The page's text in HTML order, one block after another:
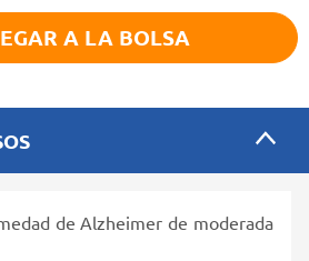
A LA BOLSA
de Alzheimer de moderada